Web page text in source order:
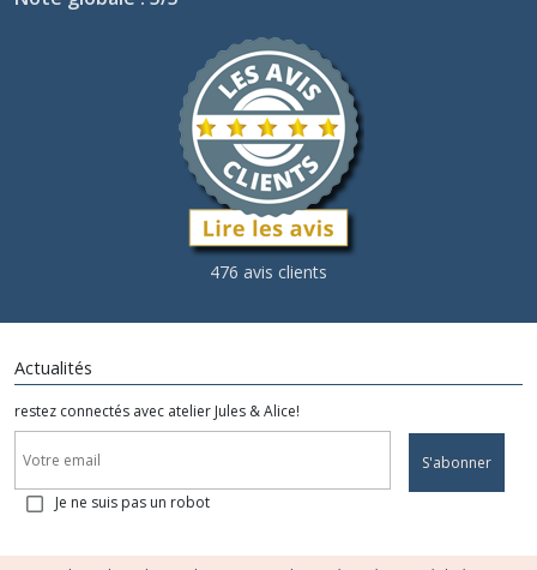
476 avis clients
Actualités
restez connectés avec atelier Jules & Alice!
S'abonner
Je ne suis pas un robot